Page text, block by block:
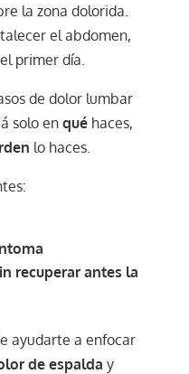
la zona dolorida.
el abdomen,
primer día.
de dolor lumbar
solo en quéhaces,
lo haces.
recuperar antes la
ayudarte a enfocar
de espalda y